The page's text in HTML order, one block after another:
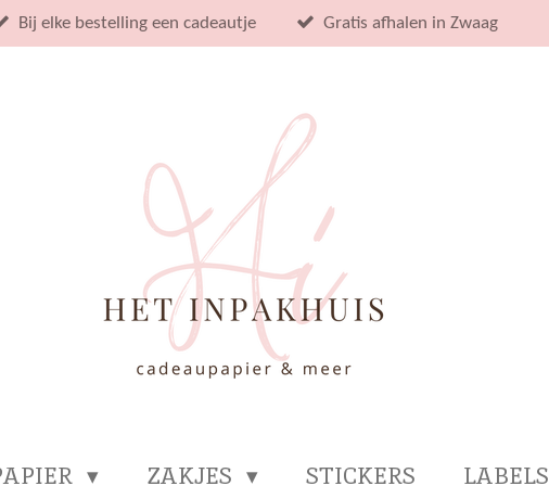
Bij elke bestelling een cadeautje Gratis afhalen in Zwaag
ZAKJES STICKERS LABELS